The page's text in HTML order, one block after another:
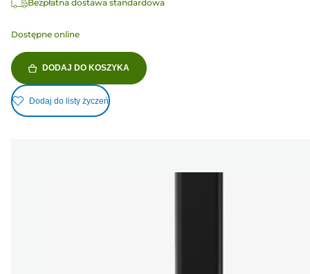
Bezpłatna dostawa standardowa
Dostępne online
DODAJ DO KOSZYKA
Dodaj do listy życzeń